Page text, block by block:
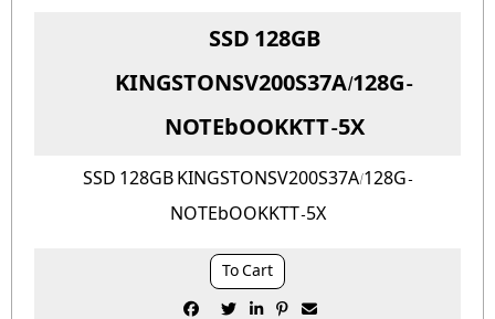
SSD 128GB
KINGSTONSV200S37A/128G-
NOTEbOOKKTT-5X
SSD 128GB KINGSTONSV200S37A/128G-
NOTEbOOKKTT-5X
To Cart
    